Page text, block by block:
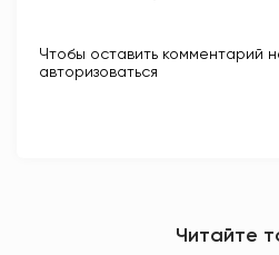
Чтобы оставить комментарий
авторизоваться
Читайте